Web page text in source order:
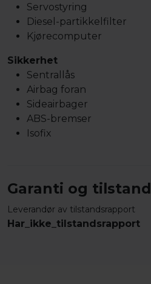
Servostyring
Diesel-partikkelfilter
Kjørecomputer
Sikkerhet
Sentrallås
Airbag foran
Sideairbager
ABS-bremser
Isofix
Garanti og tilstand
Leverandør av tilstandsrapport
Har_ikke_tilstandsrapport